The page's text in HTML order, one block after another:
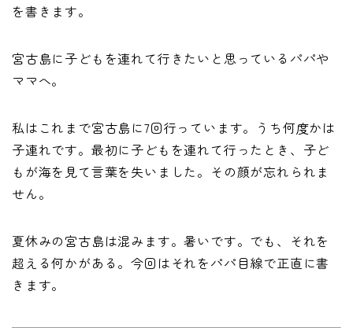
を書きます。
宮古島に子どもを連れて行きたいと思っているパパや
ママへ。
私はこれまで宮古島に7回行っています。うち何度かは
子連れです。最初に子どもを連れて行ったとき、子ど
もが海を見て言葉を失いました。その顔が忘れられま
せん。
夏休みの宮古島は混みます。暑いです。でも、それを
超える何かがある。今回はそれをパパ目線で正直に書
きます。